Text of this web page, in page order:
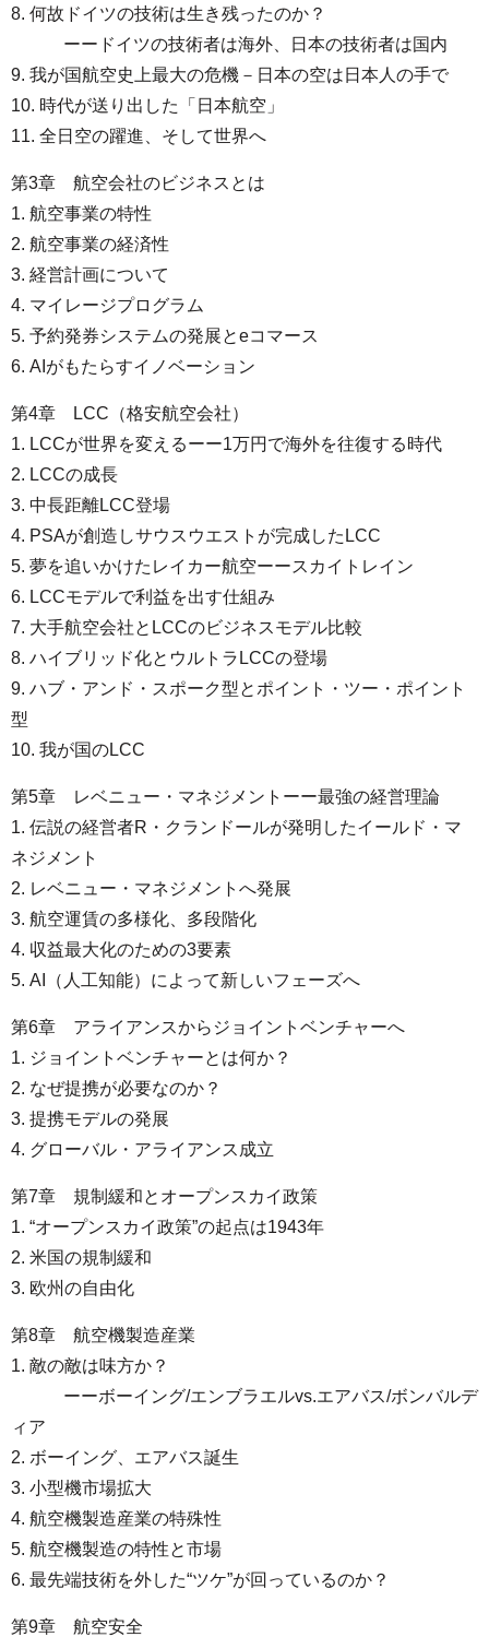
8. 何故ドイツの技術は生き残ったのか？
ーードイツの技術者は海外、日本の技術者は国内
9. 我が国航空史上最大の危機－日本の空は日本人の手で
10. 時代が送り出した「日本航空」
11. 全日空の躍進、そして世界へ
第3章 航空会社のビジネスとは
1. 航空事業の特性
2. 航空事業の経済性
3. 経営計画について
4. マイレージプログラム
5. 予約発券システムの発展とeコマース
6. AIがもたらすイノベーション
第4章 LCC（格安航空会社）
1. LCCが世界を変えるーー1万円で海外を往復する時代
2. LCCの成長
3. 中長距離LCC登場
4. PSAが創造しサウスウエストが完成したLCC
5. 夢を追いかけたレイカー航空ーースカイトレイン
6. LCCモデルで利益を出す仕組み
7. 大手航空会社とLCCのビジネスモデル比較
8. ハイブリッド化とウルトラLCCの登場
9. ハブ・アンド・スポーク型とポイント・ツー・ポイント
型
10. 我が国のLCC
第5章 レベニュー・マネジメントーー最強の経営理論
1. 伝説の経営者R・クランドールが発明したイールド・マ
ネジメント
2. レベニュー・マネジメントへ発展
3. 航空運賃の多様化、多段階化
4. 収益最大化のための3要素
5. AI（人工知能）によって新しいフェーズへ
第6章 アライアンスからジョイントベンチャーへ
1. ジョイントベンチャーとは何か？
2. なぜ提携が必要なのか？
3. 提携モデルの発展
4. グローバル・アライアンス成立
第7章 規制緩和とオープンスカイ政策
1. “オープンスカイ政策”の起点は1943年
2. 米国の規制緩和
3. 欧州の自由化
第8章 航空機製造産業
1. 敵の敵は味方か？
ーーボーイング/エンブラエルvs.エアバス/ボンバルデ
ィア
2. ボーイング、エアバス誕生
3. 小型機市場拡大
4. 航空機製造産業の特殊性
5. 航空機製造の特性と市場
6. 最先端技術を外した“ツケ”が回っているのか？
第9章 航空安全